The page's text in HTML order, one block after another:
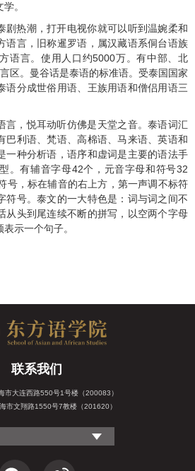
。
剧热潮，打开电视你就可以听到温婉柔和
语言，旧称暹罗语，属汉藏语系侗台语族
语言。使用人口约5000万。有中部、北
区。曼谷话是泰语的标准语。受泰国国家
语分成世俗用语、王族用语和僧侣用语三
言，悦耳动听仿佛是天堂之音。泰语词汇
巴利语、梵语、高棉语、马来语、英语和
一种分析语，语序和虚词是主要的语法手
。有辅音字母42个，元音字母和符号32
号，标在辅音的右上方，第一声调不标符
符号。泰文的一大特色是：词与词之间不
从头到尾连续不断的拼写，以空两个字母
示一个句子。
联系我们
市大连西路550号1号楼（200083）
市文翔路1550号7教楼（201620）